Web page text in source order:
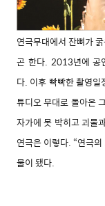
연극무대에서 잔뼈가
곤 한다. 2013년에 공
다. 이후 빡빡한 촬영
튜디오 무대로 돌아온
자가에 못 박히고 괴물
연극은 이렇다. “연극
물이 됐다.